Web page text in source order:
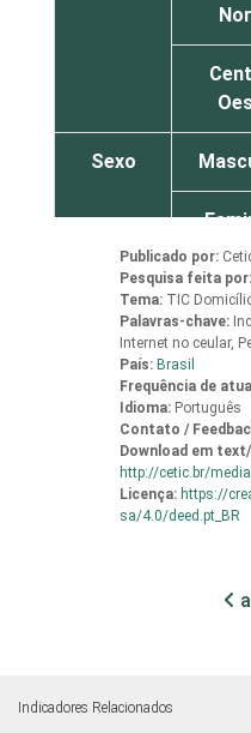
Sexo
Grau de
instrução
Publicado por:
Pesquisa feita por:
Tema: TIC
Palavras-chave:
Internet no ceular,
País: Brasil
Frequência de
Idioma: Português
Contato /
Download em
http://cetic.br/
Licença: https://
sa/4.0/deed.pt_BR
Indicadores Relacionados